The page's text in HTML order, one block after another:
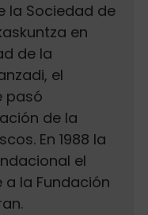
la Sociedad de
en
de la
el
pasó
de la
En 1988 la
el
a la Fundación